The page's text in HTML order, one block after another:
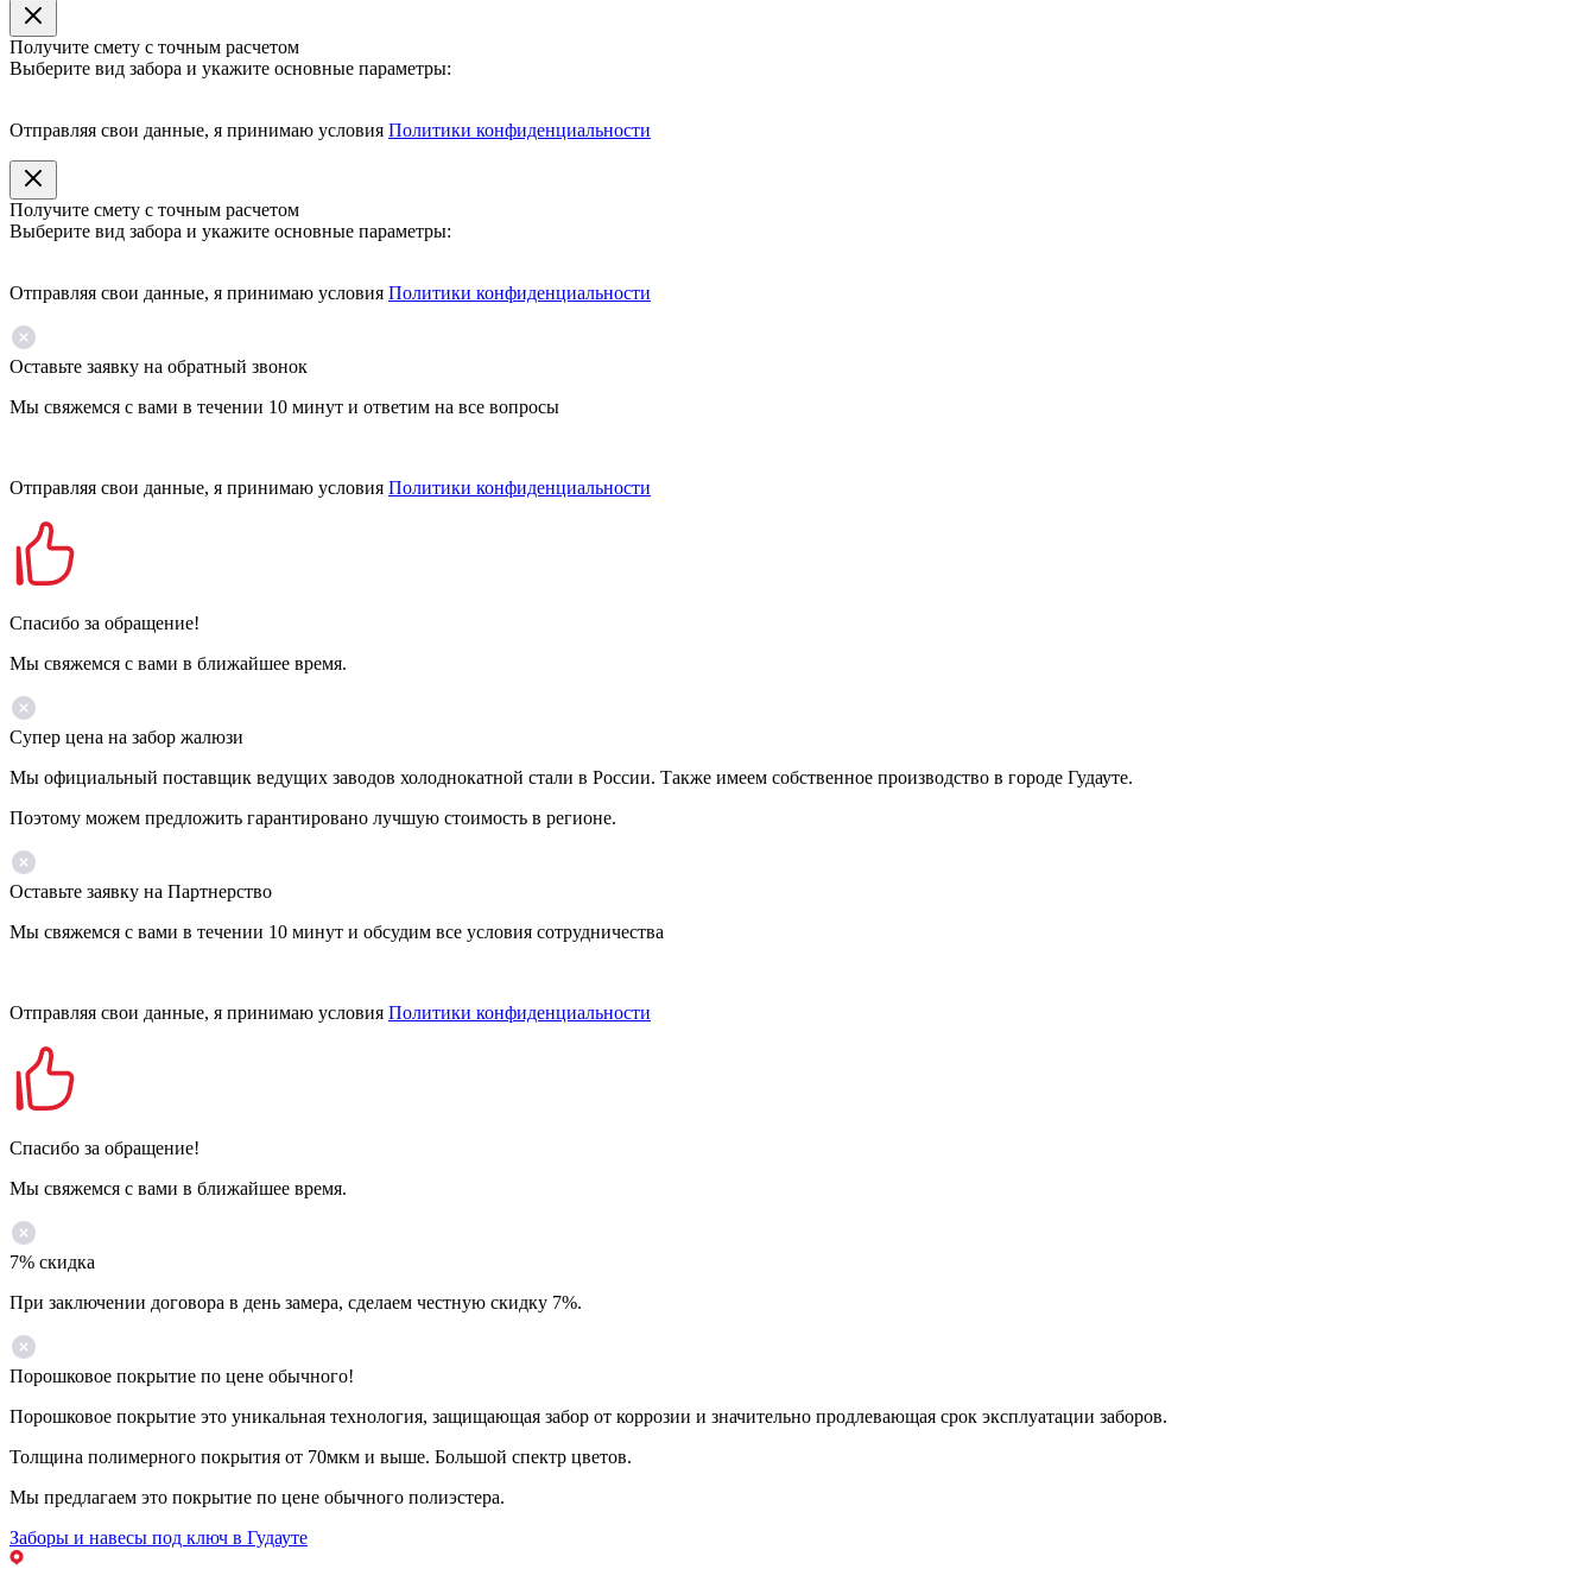
Получите смету с точным расчетом
Выберите вид забора и укажите основные параметры:
Отправляя свои данные, я принимаю условия Политики конфиденциальности
Получите смету с точным расчетом
Выберите вид забора и укажите основные параметры:
Отправляя свои данные, я принимаю условия Политики конфиденциальности
Оставьте заявку на обратный звонок
Мы свяжемся с вами в течении 10 минут и ответим на все вопросы
Отправляя свои данные, я принимаю условия Политики конфиденциальности
Спасибо за обращение!
Мы свяжемся с вами в ближайшее время.
Супер цена на забор жалюзи
Мы официальный поставщик ведущих заводов холоднокатной стали в России. Также имеем собственное производство в городе Гудауте.
Поэтому можем предложить гарантировано лучшую стоимость в регионе.
Оставьте заявку на Партнерство
Мы свяжемся с вами в течении 10 минут и обсудим все условия сотрудничества
Отправляя свои данные, я принимаю условия Политики конфиденциальности
Спасибо за обращение!
Мы свяжемся с вами в ближайшее время.
7% скидка
При заключении договора в день замера, сделаем честную скидку 7%.
Порошковое покрытие по цене обычного!
Порошковое покрытие это уникальная технология, защищающая забор от коррозии и значительно продлевающая срок эксплуатации заборов.
Толщина полимерного покрытия от 70мкм и выше. Большой спектр цветов.
Мы предлагаем это покрытие по цене обычного полиэстера.
Заборы и навесы под ключ в Гудауте